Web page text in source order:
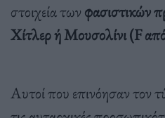
στοιχεία των φασιστικών
Χίτλερ ή Μουσολίνι (F
Αυτοί που επινόησαν τον